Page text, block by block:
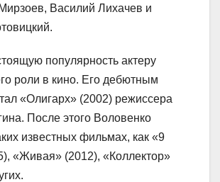
Василий Лихачев и
популярность актеру
роли в кино. Его дебютным
«Олигарх» (2002) режиссера
После этого Воловенко
известных фильмах, как «9
«Живая» (2012), «Коллектор»